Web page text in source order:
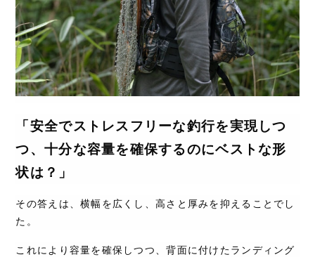
「安全でストレスフリーな釣行を実現しつ
つ、十分な容量を確保するのにベストな形
状は？」
その答えは、横幅を広くし、高さと厚みを抑えることでし
た。
これにより容量を確保しつつ、背面に付けたランディング